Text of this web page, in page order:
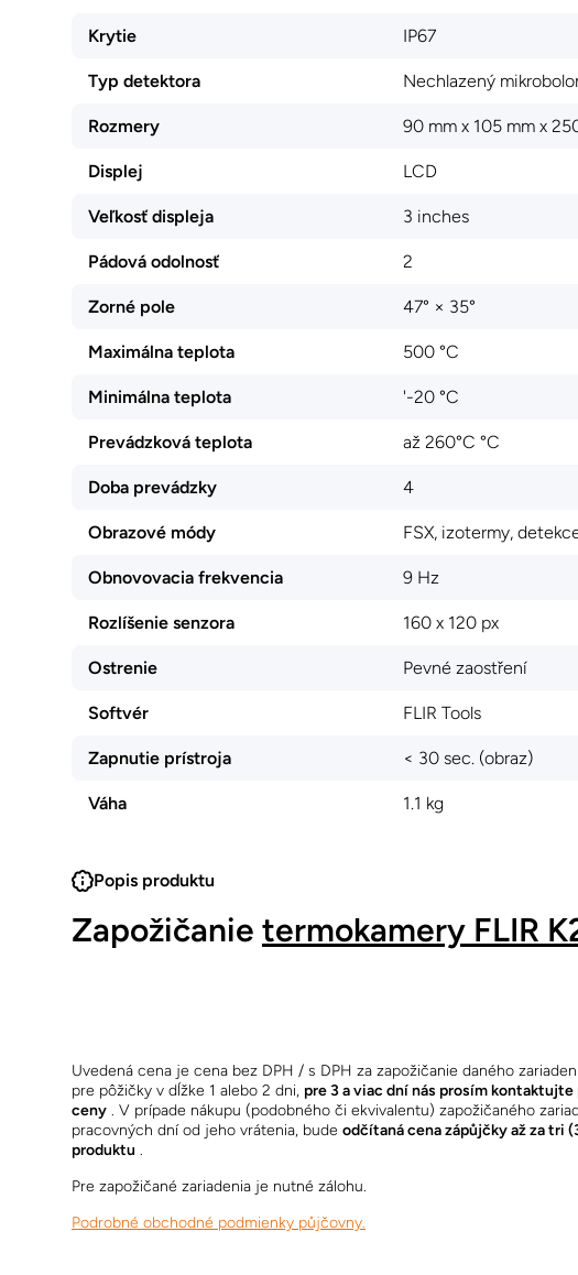
Krytie IP67
Typ detektora Nechlazený
Rozmery 90 mm x 105 mm x
Displej LCD
Veľkosť displeja 3 inches
Pádová odolnosť 2
Zorné pole 47° × 35°
Maximálna teplota 500 °C
Minimálna teplota '-20 °C
Prevádzková teplota až 260°C °C
Doba prevádzky 4
Obrazové módy FSX, izotermy,
Obnovovacia frekvencia 9 Hz
Rozlíšenie senzora 160 x 120 px
Ostrenie Pevné zaostření
Softvér FLIR Tools
Zapnutie prístroja < 30 sec. (obraz)
Váha 1.1 kg
Popis produktu
Zapožičanie termokamery FLIR
Uvedená cena je cena bez DPH / s DPH za zapožičanie daného
pre pôžičky v dĺžke 1 alebo 2 dni, pre 3 a viac dní nás prosím
ceny. V prípade nákupu (podobného či ekvivalentu) zapožičaného
pracovných dní od jeho vrátenia, bude odčítaná cena zápůjčky až za tri
produktu .
Pre zapožičané zariadenia je nutné zálohu.
Podrobné obchodné podmienky půjčovny.